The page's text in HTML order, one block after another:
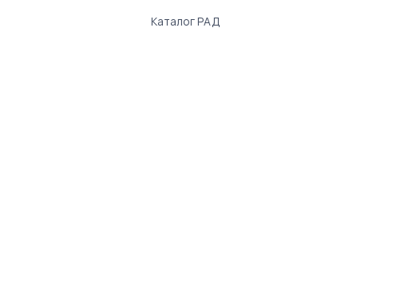
Каталог РАД